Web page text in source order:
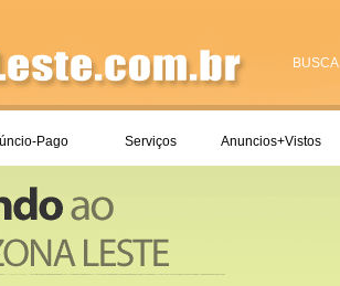
BUSCA
Pago Serviços Anuncios+Vistos